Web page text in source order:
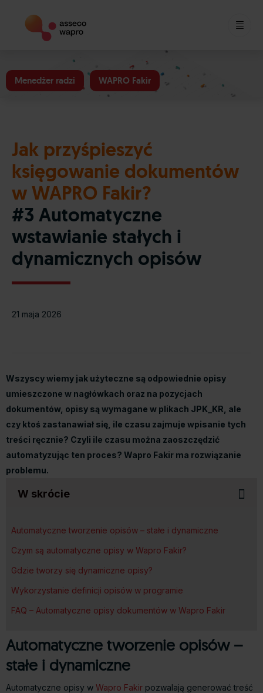
to
content
Menedżer radzi WAPRO Fakir
Jak przyśpieszyć
księgowanie dokumentów
w WAPRO Fakir?
#3 Automatyczne
wstawianie stałych i
dynamicznych opisów
21 maja 2026
Wszyscy wiemy jak użyteczne są odpowiednie opisy
umieszczone w nagłówkach oraz na pozycjach
dokumentów, opisy są wymagane w plikach JPK_KR, ale
czy ktoś zastanawiał się, ile czasu zajmuje wpisanie tych
treści ręcznie? Czyli ile czasu można zaoszczędzić
automatyzując ten proces? Wapro Fakir ma rozwiązanie
problemu.
W skrócie
Automatyczne tworzenie opisów – stałe i dynamiczne
Czym są automatyczne opisy w Wapro Fakir?
Gdzie tworzy się dynamiczne opisy?
Wykorzystanie definicji opisów w programie
FAQ – Automatyczne opisy dokumentów w Wapro Fakir
Automatyczne tworzenie opisów –
stałe i dynamiczne
Automatyczne opisy w Wapro Fakir pozwalają generować treść